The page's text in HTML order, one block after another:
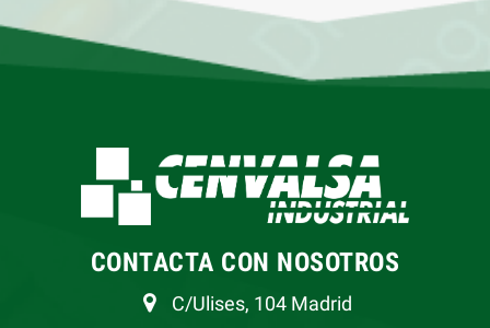
CONTACTA CON NOSOTROS
C/Ulises, 104 Madrid